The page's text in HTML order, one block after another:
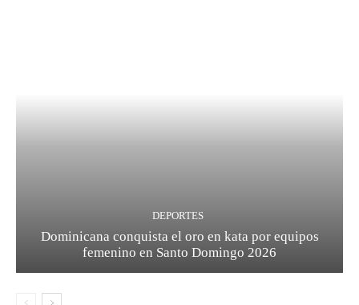
DEPORTES
Dominicana conquista el oro en kata por equipos
femenino en Santo Domingo 2026